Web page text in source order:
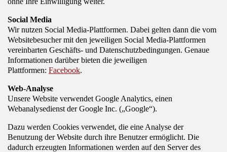
Social Media
Wir nutzen Social Media-Plattformen. Dabei gelten dann die vom
Websitebesucher mit den jeweiligen Social Media-Plattformen
vereinbarten Geschäfts- und Datenschutzbedingungen. Genaue
Informationen darüber bieten die jeweiligen
Plattformen: Facebook.
Web-Analyse
Unsere Website verwendet Google Analytics, einen
Webanalysedienst der Google Inc. („Google“).
Dazu werden Cookies verwendet, die eine Analyse der
Benutzung der Website durch ihre Benutzer ermöglicht. Die
dadurch erzeugten Informationen werden auf den Server des